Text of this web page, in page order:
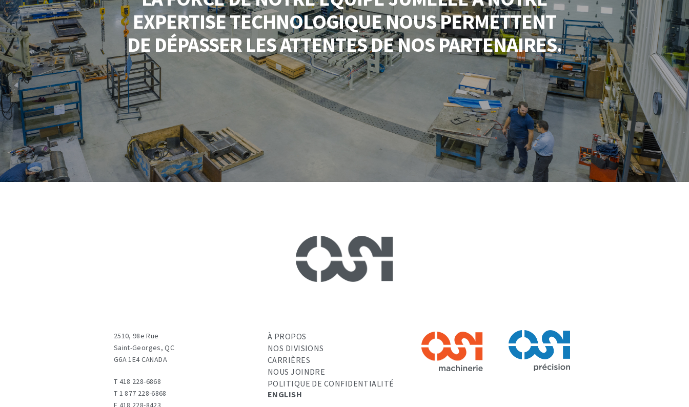
EXPERTISE TECHNOLOGIQUE NOUS PERMETTENT
DE DÉPASSER LES ATTENTES DE NOS PARTENAIRES.
2510, 98e Rue
Saint-Georges, QC
G6A 1E4 CANADA
T 418 228-6868
T 1 877 228-6868
F 418 228-8423
À PROPOS
NOS DIVISIONS
CARRIÈRES
NOUS JOINDRE
POLITIQUE DE CONFIDENTIALITÉ
ENGLISH